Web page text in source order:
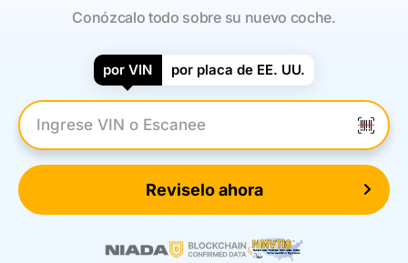
Conózcalo todo sobre su nuevo coche.
por VIN por placa de EE. UU.
Introduzca el VIN
Reviselo ahora